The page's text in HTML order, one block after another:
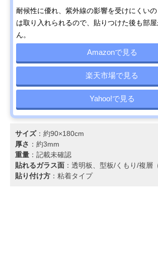
耐候性に優れ、紫外線の影響を受けにくい
は取り入れられるので、貼りつけた後も部
ん。
Amazonで見る
楽天市場で見る
Yahoo!で見る
サイズ：約90×180cm
厚さ ：約3mm
重量 ：記載未確認
貼れるガラス面 ：透明板、型板/くもり/複層
貼り付け方 ：粘着タイプ